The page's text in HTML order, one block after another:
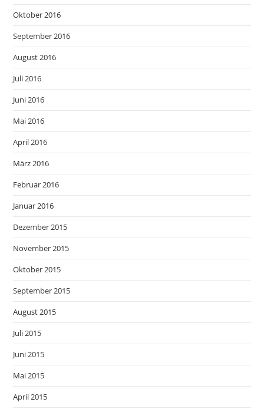
Oktober 2016
September 2016
August 2016
Juli 2016
Juni 2016
Mai 2016
April 2016
März 2016
Februar 2016
Januar 2016
Dezember 2015
November 2015
Oktober 2015
September 2015
August 2015
Juli 2015
Juni 2015
Mai 2015
April 2015